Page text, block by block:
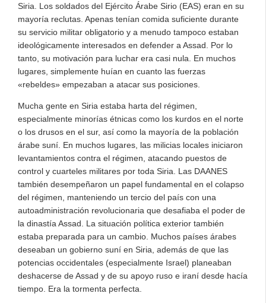
Siria. Los soldados del Ejército Árabe Sirio (EAS) eran en su
mayoría reclutas. Apenas tenían comida suficiente durante
su servicio militar obligatorio y a menudo tampoco estaban
ideológicamente interesados en defender a Assad. Por lo
tanto, su motivación para luchar era casi nula. En muchos
lugares, simplemente huían en cuanto las fuerzas
«rebeldes» empezaban a atacar sus posiciones.
Mucha gente en Siria estaba harta del régimen,
especialmente minorías étnicas como los kurdos en el norte
o los drusos en el sur, así como la mayoría de la población
árabe suní. En muchos lugares, las milicias locales iniciaron
levantamientos contra el régimen, atacando puestos de
control y cuarteles militares por toda Siria. Las DAANES
también desempeñaron un papel fundamental en el colapso
del régimen, manteniendo un tercio del país con una
autoadministración revolucionaria que desafiaba el poder de
la dinastía Assad. La situación política exterior también
estaba preparada para un cambio. Muchos países árabes
deseaban un gobierno suní en Siria, además de que las
potencias occidentales (especialmente Israel) planeaban
deshacerse de Assad y de su apoyo ruso e iraní desde hacía
tiempo. Era la tormenta perfecta.